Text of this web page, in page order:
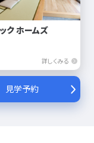
ク ホームズ
詳しくみる
見学予約